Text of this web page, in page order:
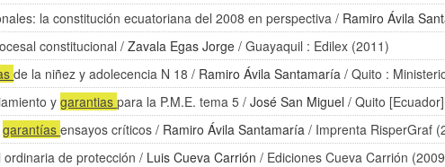
la constitución ecuatoriana del 2008 en perspectiva / Ramiro Ávila
constitucional /Zavala Egas Jorge / Guayaquil : Edilex (2011)
de la niñez y adolecencia N 18 / Ramiro Ávila Santamaría / Quito :
ygarantiaspara la P.M.E. tema 5 /José San Miguel / Quito
garantíasensayos críticos / Ramiro Ávila Santamaría / Imprenta RisperGraf
de protección / Luis Cueva Carrión / Ediciones Cueva Carrión